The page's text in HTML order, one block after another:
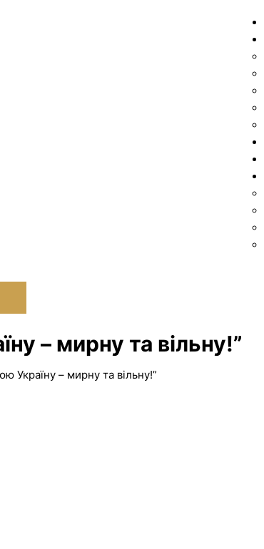
– мирну та вільну!”
Україну – мирну та вільну!”